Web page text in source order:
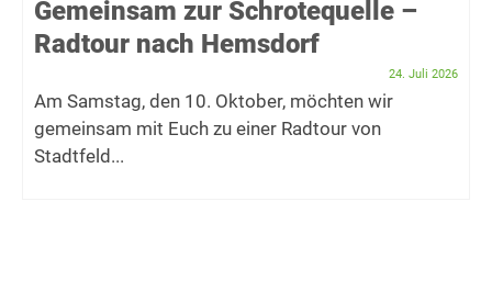
Gemeinsam zur Schrotequelle –
Radtour nach Hemsdorf
24. Juli 2026
Am Samstag, den 10. Oktober, möchten wir
gemeinsam mit Euch zu einer Radtour von
Stadtfeld...